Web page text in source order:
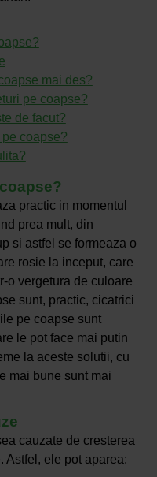
mai des?
pe coapse?
de facut?
coapse?
practic in momentul
prea mult, din
si astfel se formeaza o
rosie la inceput, care
o vergetura de culoare
sunt, practic, cicatrici
pe coapse sunt
le pot face mai putin
la aceste solutii, cu
mai bune sunt mai
cauzate de cresterea
Astfel, ele pot aparea: